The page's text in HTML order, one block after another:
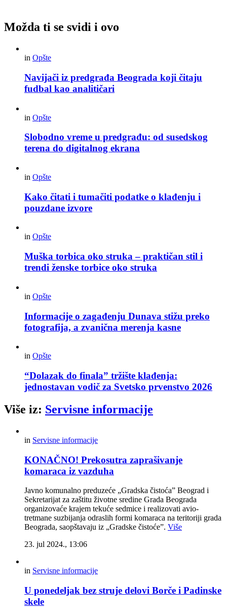
Možda ti se svidi i ovo
in Opšte
Navijači iz predgrađa Beograda koji čitaju
fudbal kao analitičari
in Opšte
Slobodno vreme u predgrađu: od susedskog
terena do digitalnog ekrana
in Opšte
Kako čitati i tumačiti podatke o klađenju i
pouzdane izvore
in Opšte
Muška torbica oko struka – praktičan stil i
trendi ženske torbice oko struka
in Opšte
Informacije o zagađenju Dunava stižu preko
fotografija, a zvanična merenja kasne
in Opšte
“Dolazak do finala” tržište klađenja:
jednostavan vodič za Svetsko prvenstvo 2026
Više iz: Servisne informacije
in Servisne informacije
KONAČNO! Prekosutra zaprašivanje
komaraca iz vazduha
Javno komunalno preduzeće „Gradska čistoća” Beograd i
Sekretarijat za zaštitu životne sredine Grada Beograda
organizovaće krajem tekuće sedmice i realizovati avio-
tretmane suzbijanja odraslih formi komaraca na teritoriji grada
Beograda, saopštavaju iz „Gradske čistoće”. Više
23. jul 2024., 13:06
in Servisne informacije
U ponedeljak bez struje delovi Borče i Padinske
skele